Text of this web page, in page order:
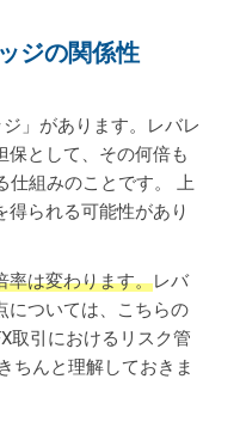
ジの関係性
」があります。レバレ
保として、その何倍も
仕組みのことです。 上
られる可能性があり
率は変わります。レバ
については、こちらの
取引におけるリスク管
ちんと理解しておきま